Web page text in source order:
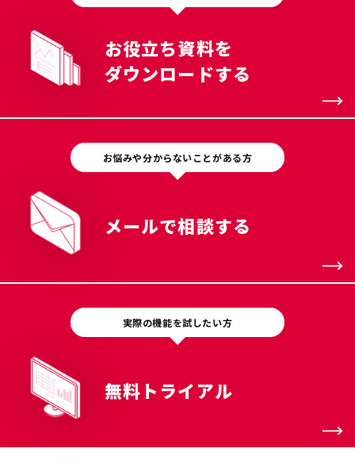
お役立ち資料を
ダウンロードする
お悩みや分からないことがある方
メールで相談する
実際の機能を試したい方
無料トライアル